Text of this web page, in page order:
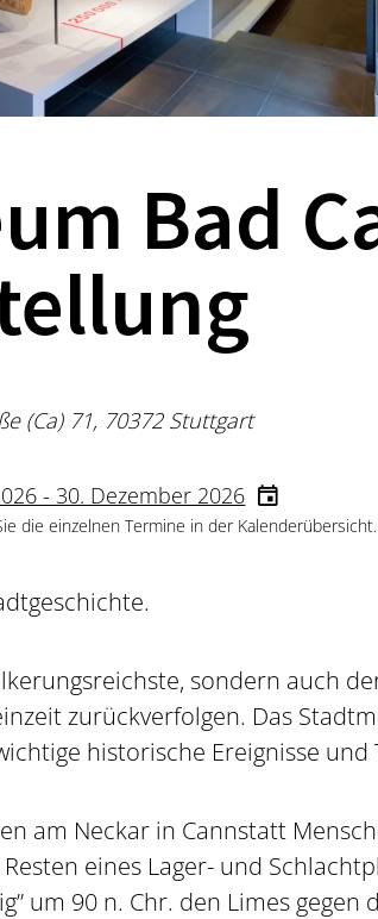
Bad
(Ca) 71, 70372 Stuttgart
- 30. Dezember 2026
die einzelnen Termine in der Kalenderübersicht.
sondern auch
zurückverfolgen. Das
historische Ereignisse und
am Neckar in Cannstatt
eines Lager- und
um 90 n. Chr. den Limes